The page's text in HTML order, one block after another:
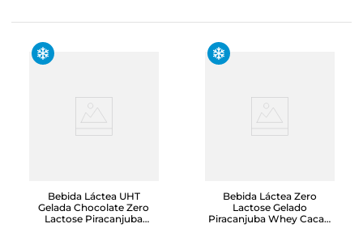
Bebida Láctea UHT
Gelada Chocolate Zero
Lactose Piracanjuba
Bebida Láctea Zero
Lactose Gelado
Piracanjuba Whey Cacau